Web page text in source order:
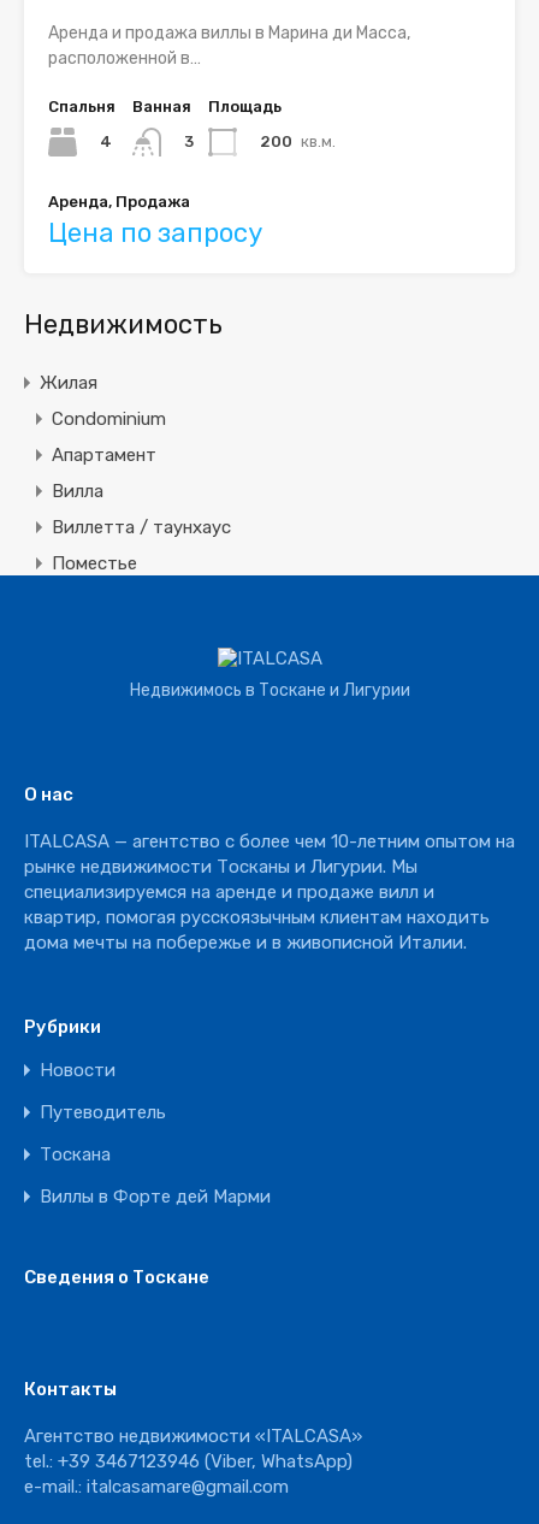
Аренда и продажа виллы в Марина ди Масса,
расположенной в…
Спальня
4
Ванная
3
Площадь
200 кв.м.
Аренда, Продажа
Цена по запросу
Недвижимость
Жилая
Condominium
Апартамент
Вилла
Виллетта / таунхаус
Поместье
Ресторан
Недвижимось в Тоскане и Лигурии
О нас
ITALCASA — агентство с более чем 10-летним опытом на
рынке недвижимости Тосканы и Лигурии. Мы
специализируемся на аренде и продаже вилл и
квартир, помогая русскоязычным клиентам находить
дома мечты на побережье и в живописной Италии.
Рубрики
Новости
Путеводитель
Тоскана
Виллы в Форте дей Марми
Сведения о Тоскане
Контакты
Агентство недвижимости «ITALCASA»
tel.: +39 3467123946 (Viber, WhatsApp)
e-mail.: italcasamare@gmail.com